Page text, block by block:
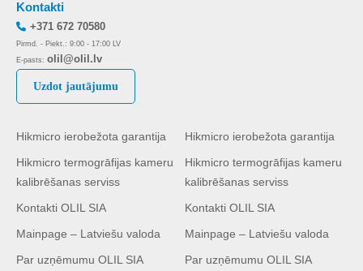
Hikmicro ierobežota garantija
Hikmicro termogrāfijas kameru
kalibrēšanas serviss
Kontakti OLIL SIA
Mainpage – Latviešu valoda
Par uzņēmumu OLIL SIA
Hikmicro ierobežota garantija
Hikmicro termogrāfijas kameru
kalibrēšanas serviss
Kontakti OLIL SIA
Mainpage – Latviešu valoda
Par uzņēmumu OLIL SIA
Kontakti
+371 672 70580
Pirmd. - Piekt.: 9:00 - 17:00 LV
E-pasts: olil@olil.lv
Uzdot jautājumu